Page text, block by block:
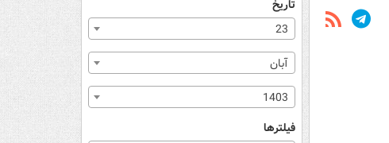
تاریخ
23
آبان
1403
فیلترها